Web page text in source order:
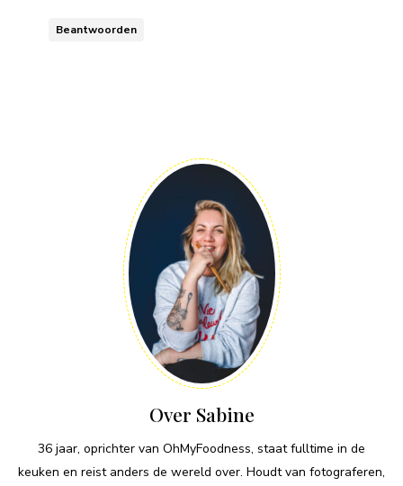
Beantwoorden
Over Sabine
36 jaar, oprichter van OhMyFoodness, staat fulltime in de
keuken en reist anders de wereld over. Houdt van fotograferen,